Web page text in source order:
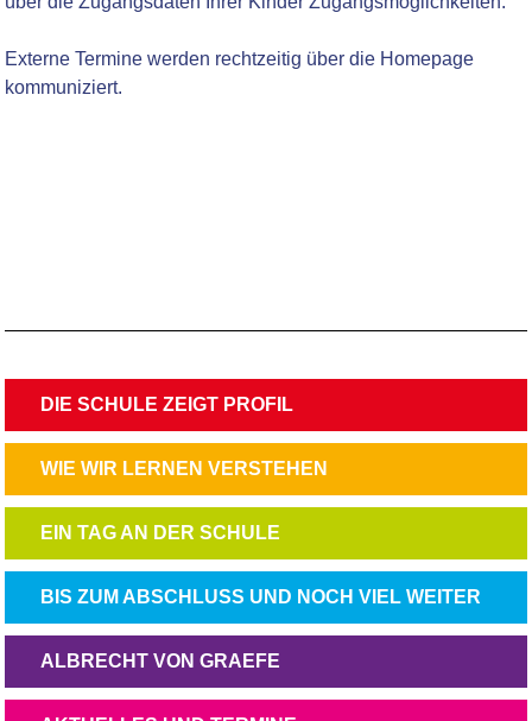
Externe Termine werden rechtzeitig über die Homepage
kommuniziert.
NAVIGATION
ÜBERSPRINGEN
DIE SCHULE ZEIGT PROFIL
NAVIGATION
ÜBERSPRINGEN
WIE WIR LERNEN VERSTEHEN
NAVIGATION
ÜBERSPRINGEN
EIN TAG AN DER SCHULE
NAVIGATION
ÜBERSPRINGEN
BIS ZUM ABSCHLUSS UND NOCH VIEL WEITER
NAVIGATION
ÜBERSPRINGEN
ALBRECHT VON GRAEFE